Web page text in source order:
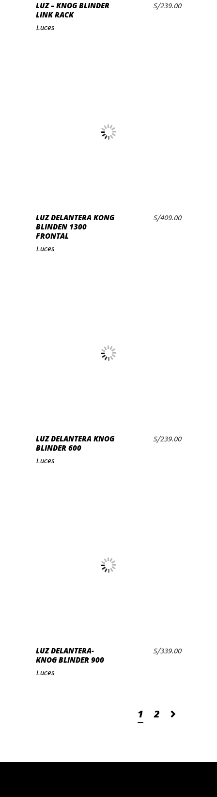
AÑADIR AL CARRITO
LUZ – KNOG BLINDER
LINK RACK
S/239.00
Luces
AÑADIR AL CARRITO
LUZ DELANTERA KONG
BLINDEN 1300
FRONTAL
S/409.00
Luces
AÑADIR AL CARRITO
LUZ DELANTERA KNOG
BLINDER 600
S/239.00
Luces
AÑADIR AL CARRITO
LUZ DELANTERA-
KNOG BLINDER 900
S/339.00
Luces
1 2